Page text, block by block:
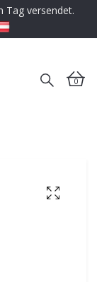
Tag versendet.
0